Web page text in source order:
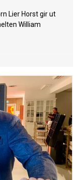
Lier Horst gir ut
William